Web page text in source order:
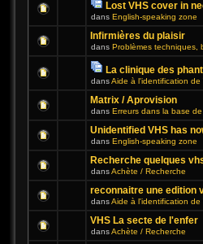
Lost VHS cover in
dans English-speaking zone
Infirmières du plaisir
dans Problèmes techniques,
La clinique des
dansAide à l'identification de
Matrix / Aprovision
dans Erreurs dans la base
Unidentified VHS has
dans English-speaking zone
Recherche quelques
dansAchète / Recherche
reconnaitre une edition
dansAide à l'identification de
VHS La secte de l'enfer
dansAchète / Recherche